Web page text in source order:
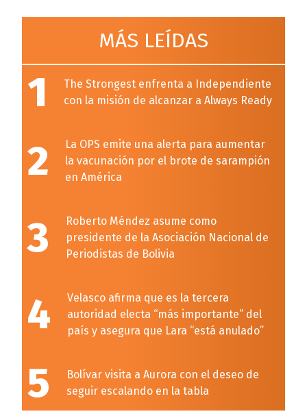
MÁS LEÍDAS
1
The Strongest enfrenta a Independiente
con la misión de alcanzar a Always Ready
2
La OPS emite una alerta para aumentar
la vacunación por el brote de sarampión
en América
3
Roberto Méndez asume como
presidente de la Asociación Nacional de
Periodistas de Bolivia
4
Velasco afirma que es la tercera
autoridad electa “más importante” del
país y asegura que Lara “está anulado”
5
Bolívar visita a Aurora con el deseo de
seguir escalando en la tabla